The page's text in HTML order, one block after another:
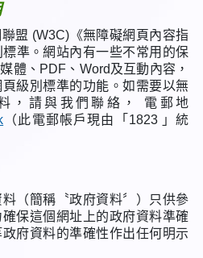
盟 (W3C)《無障礙網頁內容指
準。網站內有一些不常用的保
體、PDF、Word及互動內容，
級別標準的功能。如需要以無
，請與我們聯絡， 電郵地
（此電郵帳戶現由「1823 」統
（簡稱〝政府資料〞）只供參
保這個網址上的政府資料準確
府資料的準確性作出任何明示